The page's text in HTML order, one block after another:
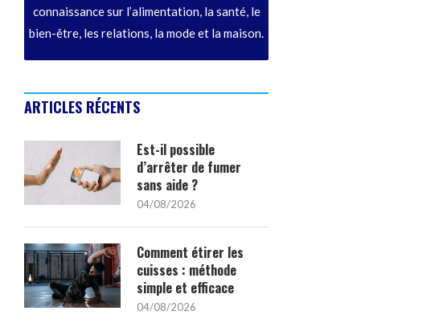
connaissance sur l’alimentation, la santé, le
bien-être, les relations, la mode et la maison.
ARTICLES RÉCENTS
Est-il possible
d’arrêter de fumer
sans aide ?
04/08/2026
Comment étirer les
cuisses : méthode
simple et efficace
04/08/2026